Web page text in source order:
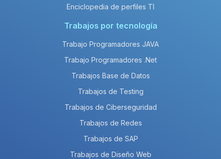
Enciclopedia de perfiles TI
Trabajos por tecnología
Trabajo Programadores JAVA
Trabajo Programadores .Net
Trabajos Base de Datos
Trabajos de Testing
Trabajos de Ciberseguridad
Trabajos de Redes
Trabajos de SAP
Trabajos de Diseño Web